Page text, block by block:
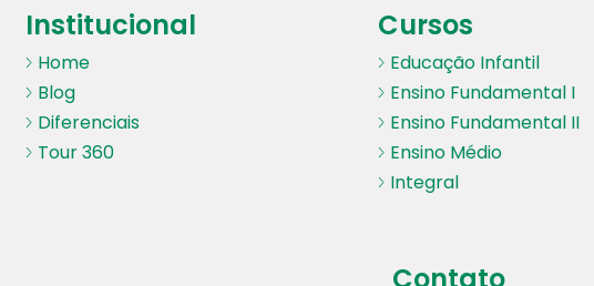
Institucional
Home
Blog
Diferenciais
Tour 360
Cursos
Educação Infantil
Ensino Fundamental I
Ensino Fundamental II
Ensino Médio
Integral